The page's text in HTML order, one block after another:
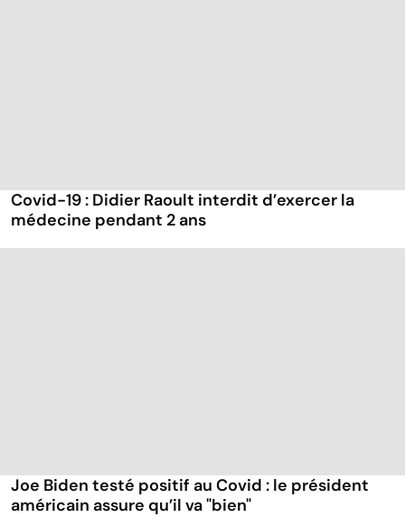
Covid-19 : Didier Raoult interdit d’exercer la
médecine pendant 2 ans
Joe Biden testé positif au Covid : le président
américain assure qu’il va "bien"